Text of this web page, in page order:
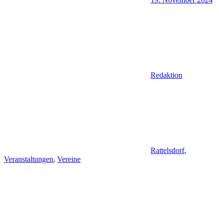
Redaktion
Rattelsdorf,
Veranstaltungen, Vereine